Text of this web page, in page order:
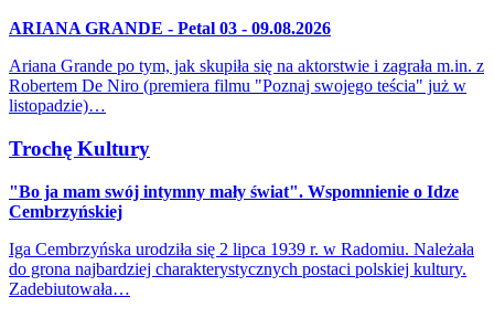
ARIANA GRANDE - Petal 03 - 09.08.2026
Ariana Grande po tym, jak skupiła się na aktorstwie i zagrała m.in. z
Robertem De Niro (premiera filmu "Poznaj swojego teścia" już w
listopadzie)…
Trochę Kultury
"Bo ja mam swój intymny mały świat". Wspomnienie o Idze
Cembrzyńskiej
Iga Cembrzyńska urodziła się 2 lipca 1939 r. w Radomiu. Należała
do grona najbardziej charakterystycznych postaci polskiej kultury.
Zadebiutowała…